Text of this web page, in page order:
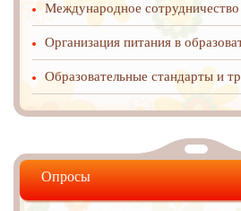
Международное cотрудничество
Организация питания в
Образовательные стандарты и
Опросы